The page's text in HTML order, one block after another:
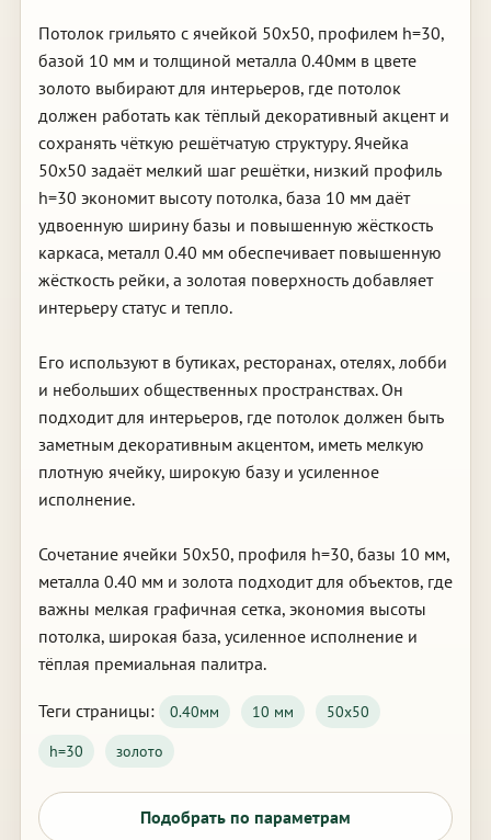
Потолок грильято с ячейкой 50х50, профилем h=30,
базой 10 мм и толщиной металла 0.40мм в цвете
золото выбирают для интерьеров, где потолок
должен работать как тёплый декоративный акцент и
сохранять чёткую решётчатую структуру. Ячейка
50х50 задаёт мелкий шаг решётки, низкий профиль
h=30 экономит высоту потолка, база 10 мм даёт
удвоенную ширину базы и повышенную жёсткость
каркаса, металл 0.40 мм обеспечивает повышенную
жёсткость рейки, а золотая поверхность добавляет
интерьеру статус и тепло.
Его используют в бутиках, ресторанах, отелях, лобби
и небольших общественных пространствах. Он
подходит для интерьеров, где потолок должен быть
заметным декоративным акцентом, иметь мелкую
плотную ячейку, широкую базу и усиленное
исполнение.
Сочетание ячейки 50х50, профиля h=30, базы 10 мм,
металла 0.40 мм и золота подходит для объектов, где
важны мелкая графичная сетка, экономия высоты
потолка, широкая база, усиленное исполнение и
тёплая премиальная палитра.
Теги страницы: 0.40мм 10 мм
50х50
h=30
золото
Подобрать по параметрам